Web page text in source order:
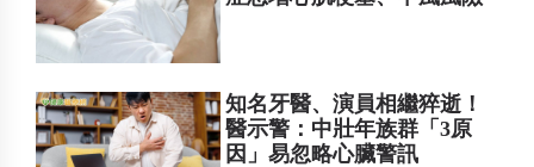
知名牙醫、演員相繼猝逝！
醫示警：中壯年族群「3原
因」易忽略心臟警訊